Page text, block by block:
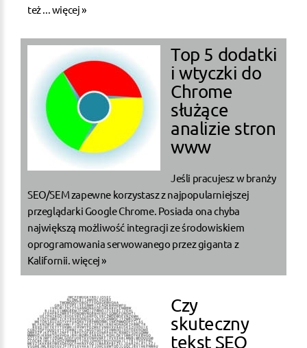
też ... więcej »
Top 5 dodatki
i wtyczki do
Chrome
służące
analizie stron
www
Jeśli pracujesz w branży
SEO/SEM zapewne korzystasz z najpopularniejszej
przeglądarki Google Chrome. Posiada ona chyba
największą możliwość integracji ze środowiskiem
oprogramowania serwowanego przez giganta z
Kalifornii.więcej »
Czy
skuteczny
tekst SEO